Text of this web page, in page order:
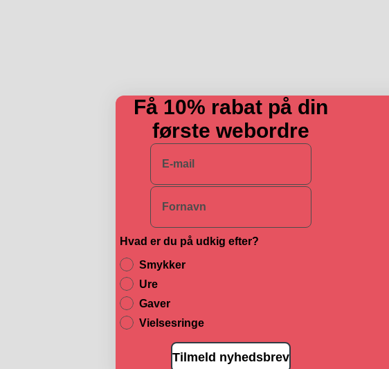
Få 10% rabat på din
første webordre
E-mail
Navn
Hvad er du på udkig efter?
Smykker
Ure
Gaver
Vielsesringe
Tilmeld nyhedsbrev